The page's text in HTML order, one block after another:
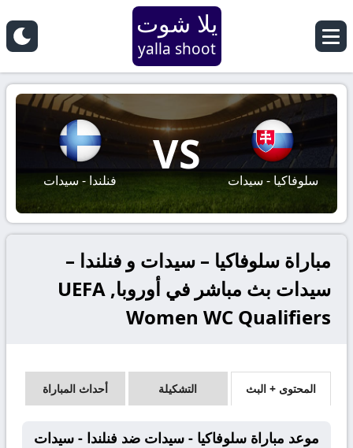
يلا شوت
yalla shoot
سلوفاكيا - سيدات
VS
فنلندا - سيدات
مباراة سلوفاكيا – سيدات و فنلندا –
سيدات بث مباشر في أوروبا, UEFA
Women WC Qualifiers
المحتوى + البث التشكيلة أحداث المباراة
موعد مباراة سلوفاكيا - سيدات ضد فنلندا - سيدات